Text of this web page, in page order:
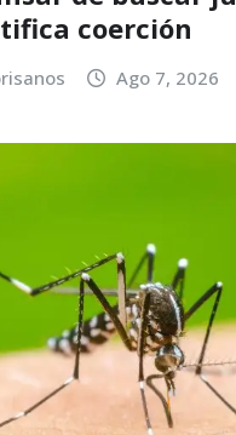
coerción
Ago 7, 2026